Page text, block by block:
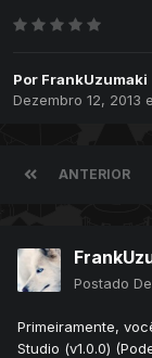
Por FrankUzumaki
Dezembro 12, 2013
ANTERIOR
Postado
Primeiramente,
Studio (v1.0.0)